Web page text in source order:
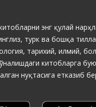
энг қулай
турк ва бошқа
тарихий, илмий,
китобларга
нуқтасига етказиб